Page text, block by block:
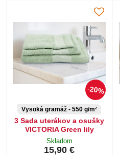
20%
Vysoká gramáž - 550 g/m²
3 Sada uterákov a osušky
VICTORIA Green lily
Skladom
15,90 €